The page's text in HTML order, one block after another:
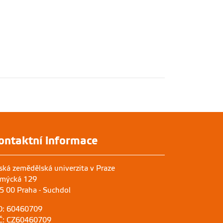
informace
zemědělská univerzita v Praze
129
00 Praha - Suchdol
60460709
CZ60460709